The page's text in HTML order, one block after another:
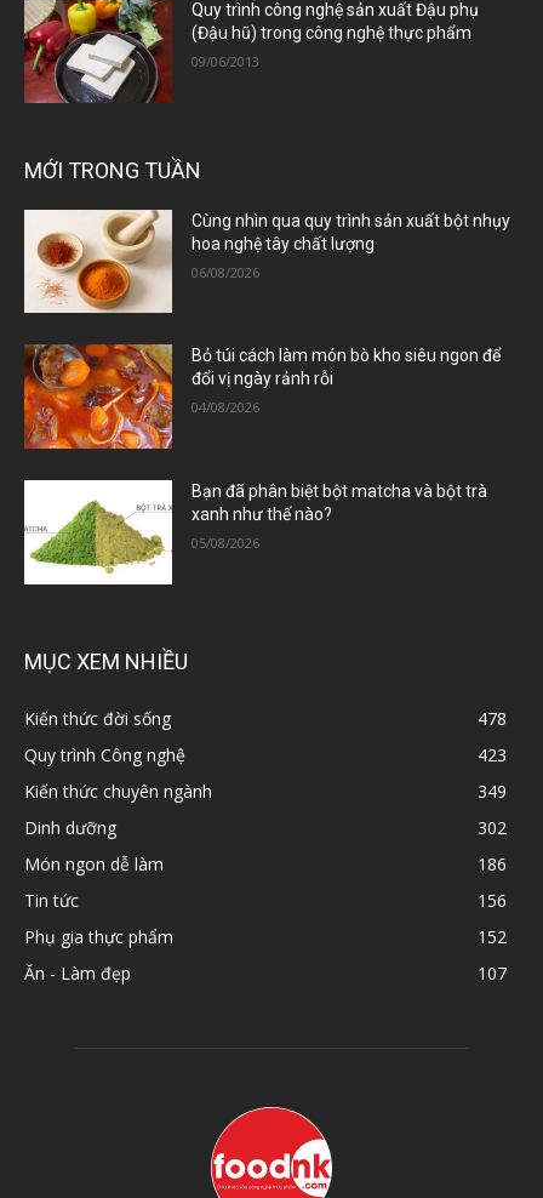
Quy trình công nghệ sản xuất Đậu phụ
(Đậu hũ) trong công nghệ thực phẩm
09/06/2013
MỚI TRONG TUẦN
Cùng nhìn qua quy trình sản xuất bột nhụy
hoa nghệ tây chất lượng
06/08/2026
Bỏ túi cách làm món bò kho siêu ngon để
đổi vị ngày rảnh rỗi
04/08/2026
Bạn đã phân biệt bột matcha và bột trà
xanh như thế nào?
05/08/2026
MỤC XEM NHIỀU
Kiến thức đời sống
478
Quy trình Công nghệ
423
Kiến thức chuyên ngành
349
Dinh dưỡng
302
Món ngon dễ làm
186
Tin tức
156
Phụ gia thực phẩm
152
Ăn - Làm đẹp
107